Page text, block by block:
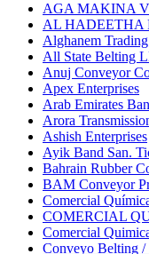
AGA MAKINA
AL HADEETHA
Alghanem
All State Belting
Anuj Conveyor
Apex Enterprises
Arab Emirates
Arora
Ashish Enterprises
Ayik Band San.
Bahrain Rubber
BAM Conveyor
Comercial
COMERCIAL
Comercial
Conveyo Belting /